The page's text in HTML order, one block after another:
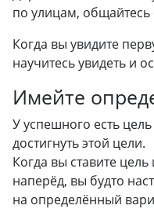
по улицам, общайтесь
Когда вы увидите
научитесь увидеть и
Имейте
У успешного есть
достигнуть этой цели.
Когда вы ставите
наперёд, вы будто
на определённый